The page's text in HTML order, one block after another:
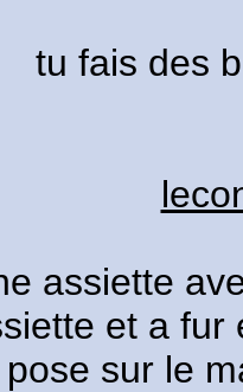
tu fais des
assiette
et a fur
sur le